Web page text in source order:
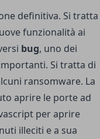
definitiva. Si tratta
funzionalità ai
bug, uno dei
Si tratta di
ransomware. La
aprire le porte ad
per aprire
illeciti e a sua